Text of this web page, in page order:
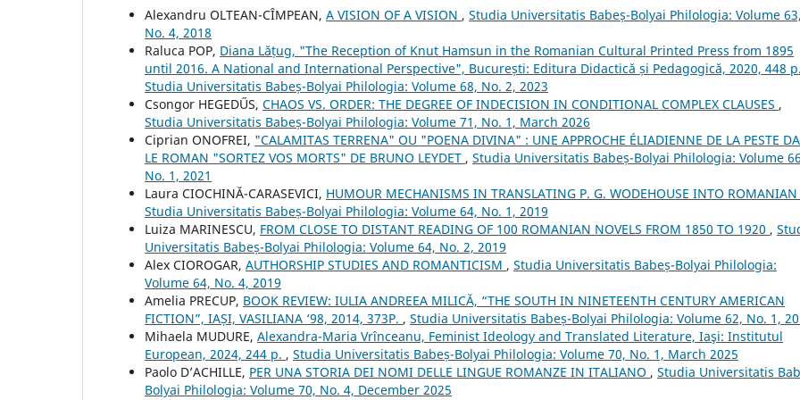
Alexandru OLTEAN-CÎMPEAN, A VISION OF A VISION , Studia Universitatis Babeș-Bolyai Philologia: Volume 63,
No. 4, 2018
Raluca POP, Diana Lățug, "The Reception of Knut Hamsun in the Romanian Cultural Printed Press from 1895
until 2016. A National and International Perspective", București: Editura Didactică și Pedagogică, 2020, 448 p.
Studia Universitatis Babeș-Bolyai Philologia: Volume 68, No. 2, 2023
Csongor HEGEDŰS, CHAOS VS. ORDER: THE DEGREE OF INDECISION IN CONDITIONAL COMPLEX CLAUSES ,
Studia Universitatis Babeș-Bolyai Philologia: Volume 71, No. 1, March 2026
Ciprian ONOFREI, "CALAMITAS TERRENA" OU "POENA DIVINA" : UNE APPROCHE ÉLIADIENNE DE LA PESTE
LE ROMAN "SORTEZ VOS MORTS" DE BRUNO LEYDET , Studia Universitatis Babeș-Bolyai Philologia: Volume
No. 1, 2021
Laura CIOCHINĂ-CARASEVICI, HUMOUR MECHANISMS IN TRANSLATING P. G. WODEHOUSE INTO ROMANIAN
Studia Universitatis Babeș-Bolyai Philologia: Volume 64, No. 1, 2019
Luiza MARINESCU, FROM CLOSE TO DISTANT READING OF 100 ROMANIAN NOVELS FROM 1850 TO 1920 ,
Universitatis Babeș-Bolyai Philologia: Volume 64, No. 2, 2019
Alex CIOROGAR, AUTHORSHIP STUDIES AND ROMANTICISM , Studia Universitatis Babeș-Bolyai Philologia:
Volume 64, No. 4, 2019
Amelia PRECUP, BOOK REVIEW: IULIA ANDREEA MILICĂ, “THE SOUTH IN NINETEENTH CENTURY AMERICAN
FICTION”, IAȘI, VASILIANA ‘98, 2014, 373P. , Studia Universitatis Babeș-Bolyai Philologia: Volume 62, No. 1,
Mihaela MUDURE, Alexandra-Maria Vrînceanu, Feminist Ideology and Translated Literature, Iaşi: Institutul
European, 2024, 244 p. , Studia Universitatis Babeș-Bolyai Philologia: Volume 70, No. 1, March 2025
Paolo D’ACHILLE, PER UNA STORIA DEI NOMI DELLE LINGUE ROMANZE IN ITALIANO , Studia Universitatis
Bolyai Philologia: Volume 70, No. 4, December 2025